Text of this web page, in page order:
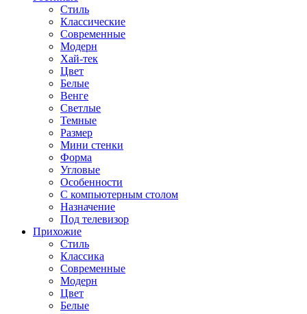
Стиль
Классические
Современные
Модерн
Хай-тек
Цвет
Белые
Венге
Светлые
Темные
Размер
Мини стенки
Форма
Угловые
Особенности
С компьютерным столом
Назначение
Под телевизор
Прихожие
Стиль
Классика
Современные
Модерн
Цвет
Белые